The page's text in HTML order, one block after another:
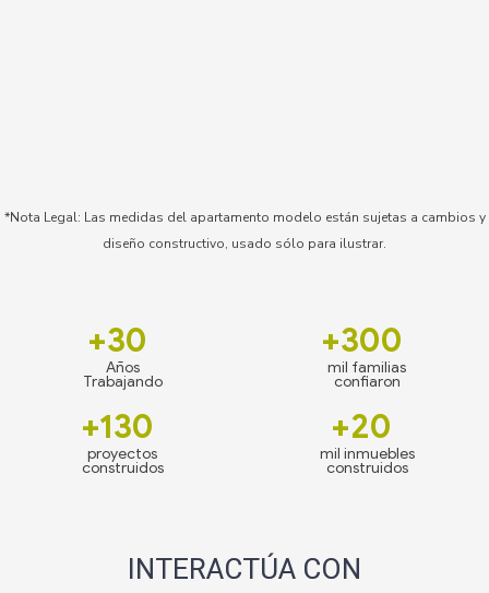
*Nota Legal: Las medidas del apartamento modelo están sujetas a cambios y
diseño constructivo, usado sólo para ilustrar.
+30
Años
Trabajando
+300
mil familias
confiaron
+130
proyectos
construidos
+20
mil inmuebles
construidos
INTERACTÚA CON